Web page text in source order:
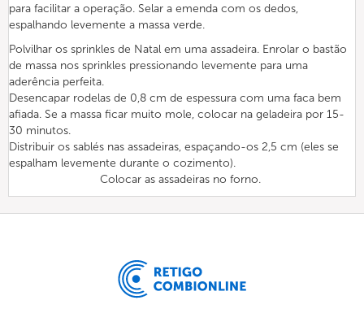
para facilitar a operação. Selar a emenda com os dedos,
espalhando levemente a massa verde.
Polvilhar os sprinkles de Natal em uma assadeira. Enrolar o bastão
de massa nos sprinkles pressionando levemente para uma
aderência perfeita.
Desencapar rodelas de 0,8 cm de espessura com uma faca bem
afiada. Se a massa ficar muito mole, colocar na geladeira por 15-
30 minutos.
Distribuir os sablés nas assadeiras, espaçando-os 2,5 cm (eles se
espalham levemente durante o cozimento).
Colocar as assadeiras no forno.